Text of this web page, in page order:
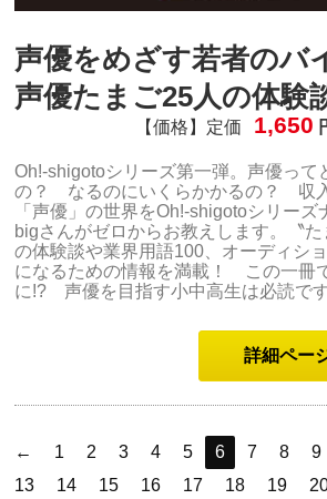
声優をめざす若者の
声優たまご25人の体験
【価格】定価 1,650
Oh!-shigotoシリーズ第一弾。声優って
の？ なるのにいくらかかるの？ 収
「声優」の世界をOh!-shigotoシリー
bigさんがゼロからお教えします。〝た
の体験談や業界用語100、オーディシ
になるための情報を満載！ この一冊
に!? 声優を目指す小中高生は必読です
詳細ペー
← 1 2 3 4 5 6 7 8 9
13
14 15 16 17 18 19